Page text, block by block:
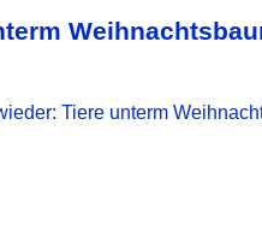
Tiere unterm